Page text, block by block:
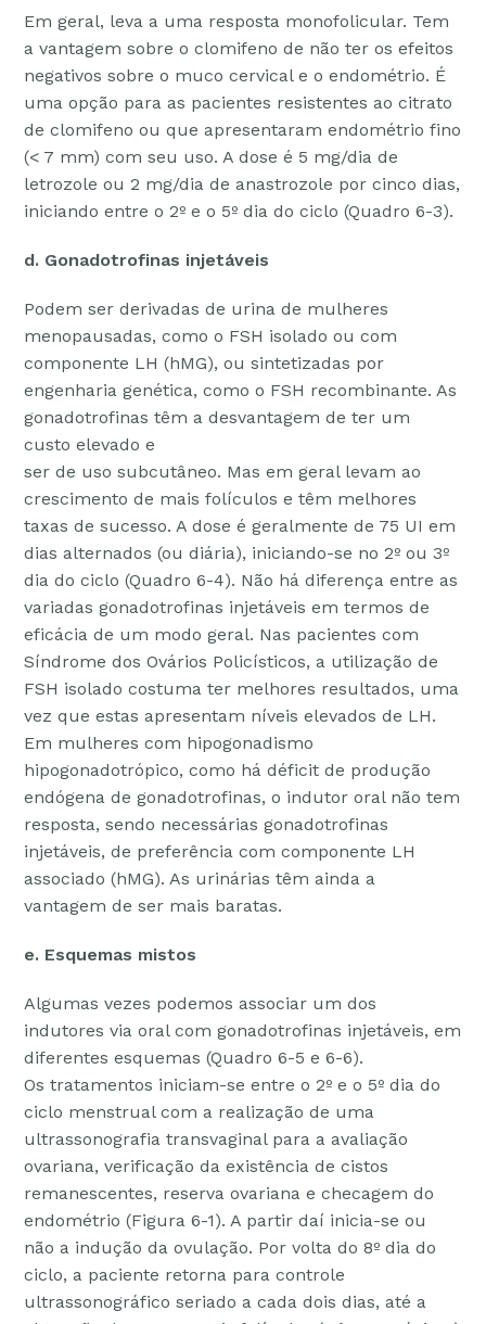
Em geral, leva a uma resposta monofolicular. Tem
a vantagem sobre o clomifeno de não ter os efeitos
negativos sobre o muco cervical e o endométrio. É
uma opção para as pacientes resistentes ao citrato
de clomifeno ou que apresentaram endométrio fino
(< 7 mm) com seu uso. A dose é 5 mg/dia de
letrozole ou 2 mg/dia de anastrozole por cinco dias,
iniciando entre o 2º e o 5º dia do ciclo (Quadro 6-3).
d. Gonadotrofinas injetáveis
Podem ser derivadas de urina de mulheres
menopausadas, como o FSH isolado ou com
componente LH (hMG), ou sintetizadas por
engenharia genética, como o FSH recombinante. As
gonadotrofinas têm a desvantagem de ter um
custo elevado e
ser de uso subcutâneo. Mas em geral levam ao
crescimento de mais folículos e têm melhores
taxas de sucesso. A dose é geralmente de 75 UI em
dias alternados (ou diária), iniciando-se no 2º ou 3º
dia do ciclo (Quadro 6-4). Não há diferença entre as
variadas gonadotrofinas injetáveis em termos de
eficácia de um modo geral. Nas pacientes com
Síndrome dos Ovários Policísticos, a utilização de
FSH isolado costuma ter melhores resultados, uma
vez que estas apresentam níveis elevados de LH.
Em mulheres com hipogonadismo
hipogonadotrópico, como há déficit de produção
endógena de gonadotrofinas, o indutor oral não tem
resposta, sendo necessárias gonadotrofinas
injetáveis, de preferência com componente LH
associado (hMG). As urinárias têm ainda a
vantagem de ser mais baratas.
e. Esquemas mistos
Algumas vezes podemos associar um dos
indutores via oral com gonadotrofinas injetáveis, em
diferentes esquemas (Quadro 6-5 e 6-6).
Os tratamentos iniciam-se entre o 2º e o 5º dia do
ciclo menstrual com a realização de uma
ultrassonografia transvaginal para a avaliação
ovariana, verificação da existência de cistos
remanescentes, reserva ovariana e checagem do
endométrio (Figura 6-1). A partir daí inicia-se ou
não a indução da ovulação. Por volta do 8º dia do
ciclo, a paciente retorna para controle
ultrassonográfico seriado a cada dois dias, até a